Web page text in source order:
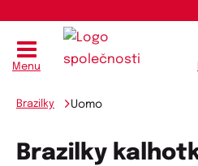
Menu
Brazilky Uomo
Brazilky